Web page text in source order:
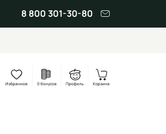
8 800 301-30-80
Избранное 0 бонусов Профиль Корзина